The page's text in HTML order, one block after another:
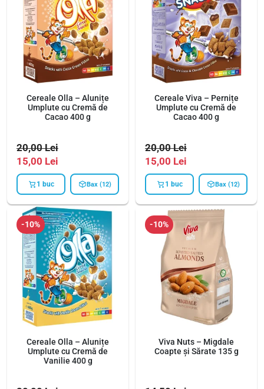
Cereale Olla – Alunițe
Umplute cu Cremă de
Cacao 400 g
20,00Lei
15,00 Lei
1 buc Bax (12)
Cereale Viva – Pernițe
Umplute cu Cremă de
Cacao 400 g
20,00Lei
15,00 Lei
1 buc Bax (12)
-10%
Cereale Olla – Alunițe
Umplute cu Cremă de
Vanilie 400 g
-10%
Viva Nuts – Migdale
Coapte și Sărate 135 g